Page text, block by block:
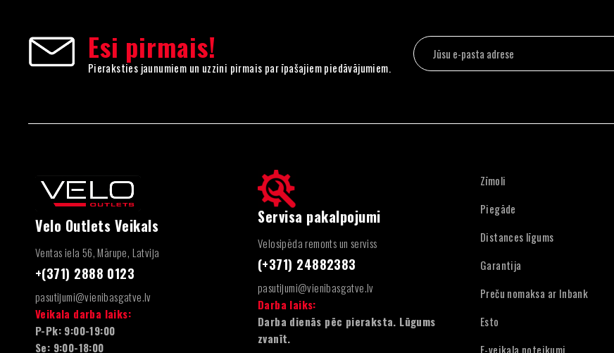
Esi pirmais!
Pieraksties jaunumiem un uzzini pirmais par īpašajiem piedāvājumiem.
Velo Outlets Veikals
Ventas iela 56, Mārupe, Latvija
+(371) 2888 0123
pasutijumi@vienibasgatve.lv
Veikala darba laiks:
P-Pk: 9:00-19:00
Se: 9:00-18:00
Servisa pakalpojumi
Velosipēda remonts un serviss
(+371) 24882383
pasutijumi@vienibasgatve.lv
Darba laiks:
Darba dienās pēc pieraksta. Lūgums
zvanīt.
Zīmoli
Piegāde
Distances līgums
Garantija
Preču nomaksa ar Inbank
Esto
E-veikala noteikumi